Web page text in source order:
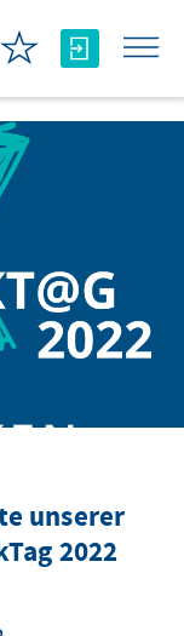
unserer
2022